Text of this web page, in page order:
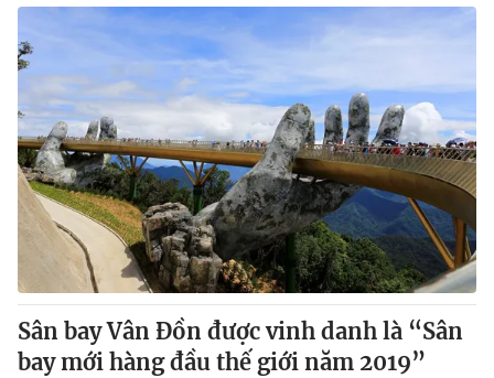
THỜI BÁO VTV
Theo dõi báo trên
Cơ quan chủ quản:Đài Truyền hình Việt Nam
Cơ quan báo chí:Thời báo VTV
Giấy phép hoạt động báo in và báo điện tử số 483/GP-BTTTT
cấp ngày 29/12/2023
Tổng Biên tập:Vũ Thanh Thủy
Phó Tổng Biên tập:Nguyễn Thị Mỹ Hạnh, Phạm Quốc Thắng,
Nguyễn Trọng Ninh
Sân bay Vân Đồn được vinh danh là “Sân
bay mới hàng đầu thế giới năm 2019”